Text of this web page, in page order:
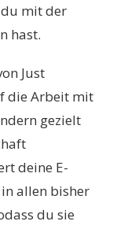
du mit der
hast.
Just
die Arbeit mit
gezielt
deine E-
in allen bisher
du sie